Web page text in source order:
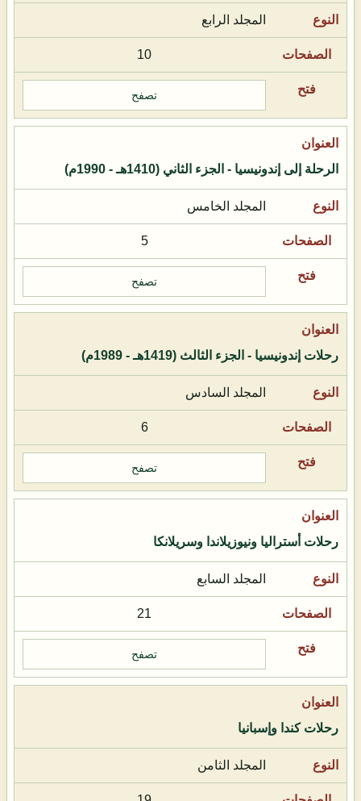
المجلد الرابع
10
تصفح
الرحلة إلى إندونيسيا - الجزء الثاني (1410هـ - 1990م)
المجلد الخامس
5
تصفح
رحلات إندونيسيا - الجزء الثالث (1419هـ - 1989م)
المجلد السادس
6
تصفح
رحلات أستراليا ونيوزيلاندا وسريلانكا
المجلد السابع
21
تصفح
رحلات كندا وإسبانيا
المجلد الثامن